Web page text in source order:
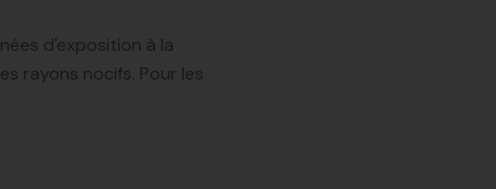
d'exposition à la
rayons nocifs. Pour les